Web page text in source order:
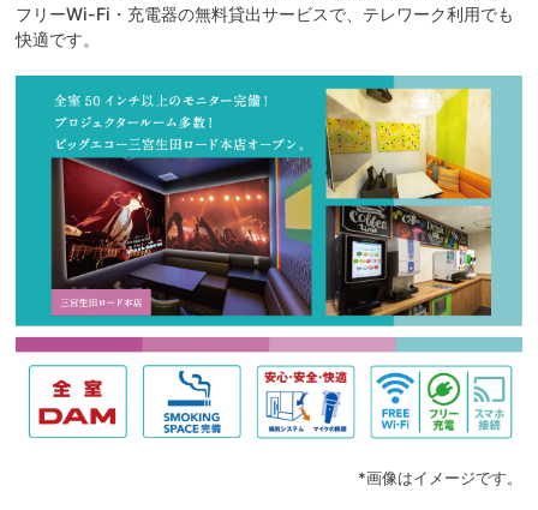
フリーWi-Fi・充電器の無料貸出サービスで、テレワーク利用でも
快適です。
*画像はイメージです。